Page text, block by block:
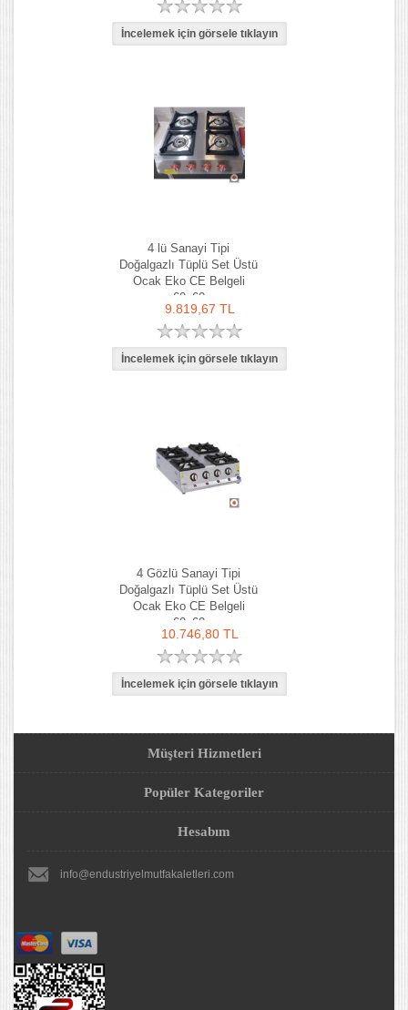
4 lü Sanayi Tipi
Doğalgazlı Tüplü Set Üstü
Ocak Eko CE Belgeli
60x60
9.819,67 TL
4 Gözlü Sanayi Tipi
Doğalgazlı Tüplü Set Üstü
Ocak Eko CE Belgeli
60x60
10.746,80 TL
Müşteri Hizmetleri
Popüler Kategoriler
Hesabım
info@endustriyelmutfakaletleri.com